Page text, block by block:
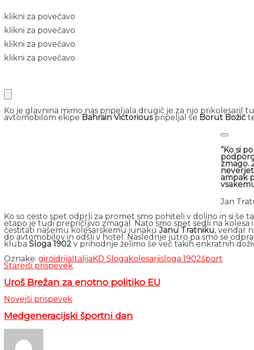
klikni za povečavo
klikni za povečavo
klikni za povečavo
klikni za povečavo
Ko je glavnina mimo nas pripeljala drugič je za njo prikolesaril
avtomobilom ekipe Bahrain Victoriouspripeljal še Borut Božič
“Ko si
zmago.
ampak
Jan
Ko so cesto spet odprli za promet smo pohiteli v dolino in si
etapo je tudi prepričljivo zmagal. Nato smo spet sedli na
čestitati našemu kolesarskemu junakuJanu Tratniku, vendar
do avtomobilov in odšli v hotel. Naslednje jutro pa smo se
kluba Sloga 1902 v prihodnje želimo še več takih enkratnih
Oznake: giroidrija Italija KD Sloga kolesarjisloga 1902šport
Starejši prispevek
Uroš Brežan za enotno politiko EU
Novejši prispevek
Medgeneracijski športni dan